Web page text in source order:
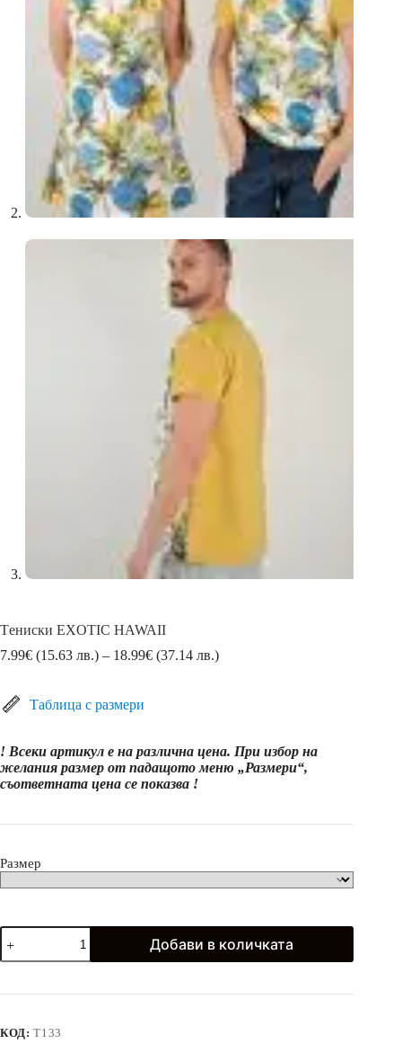
Tениски EXOTIC HAWAII
7.99€ (15.63 лв.) – 18.99€ (37.14 лв.)Price
18.99€
(37.14
Таблица с размери
! Всеки артикул е на различна цена. При избор на
желания размер от падащото меню „Размери“,
съответната цена се показва !
Размер
количество
за
Tениски
HAWAII
Добави в количката
КОД:T133